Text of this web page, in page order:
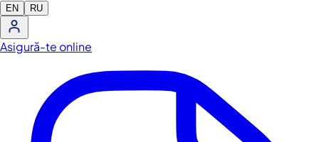
EN RU
Asigură-te online